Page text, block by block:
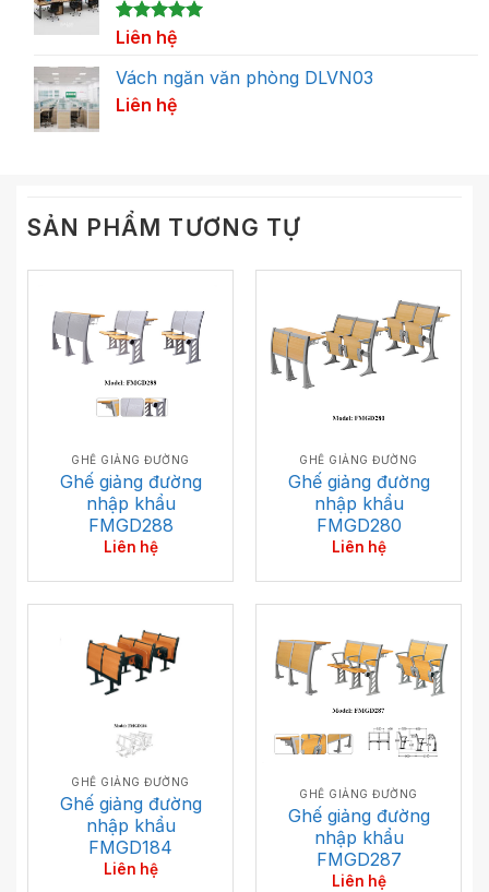
5.00trên 5
dựa trên
1
đánh giá
Liên hệ
Vách ngăn văn phòng DLVN03
Liên hệ
SẢN PHẨM TƯƠNG TỰ
GHẾ GIẢNG ĐƯỜNG
Ghế giảng đường
nhập khẩu
FMGD288
Liên hệ
GHẾ GIẢNG ĐƯỜNG
Ghế giảng đường
nhập khẩu
FMGD280
Liên hệ
GHẾ GIẢNG ĐƯỜNG
Ghế giảng đường
nhập khẩu
FMGD184
Liên hệ
GHẾ GIẢNG ĐƯỜNG
Ghế giảng đường
nhập khẩu
FMGD287
Liên hệ